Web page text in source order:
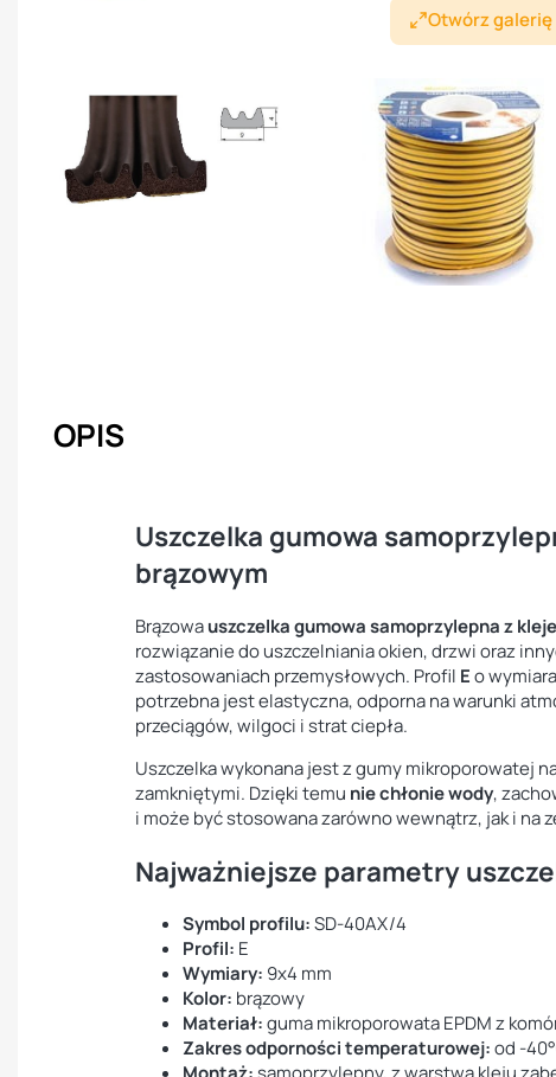
Otwórz galerię
OPIS
Uszczelka gumowa
brązowym
Brązowauszczelka gumowa samoprzylepna z
rozwiązanie do uszczelniania okien, drzwi oraz
zastosowaniach przemysłowych. Profil Eo
potrzebna jest elastyczna, odporna na warunki
przeciągów, wilgoci i strat ciepła.
Uszczelka wykonana jest z gumy mikroporowatej
zamkniętymi. Dzięki temu nie chłonie wody,
i może być stosowana zarówno wewnątrz, jak i na
Najważniejsze parametry
Symbol profilu:SD-40AX/4
Profil: E
Wymiary: 9x4 mm
Kolor: brązowy
Materiał:guma mikroporowata EPDM z
Zakres odporności temperaturowej:od -